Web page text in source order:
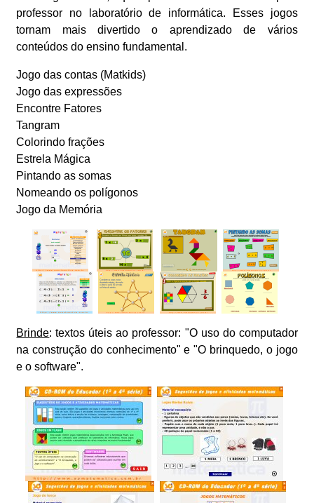
professor no laboratório de informática. Esses jogos
tornam mais divertido o aprendizado de vários
conteúdos do ensino fundamental.
Jogo das contas (Matkids)
Jogo das expressões
Encontre Fatores
Tangram
Colorindo frações
Estrela Mágica
Pintando as somas
Nomeando os polígonos
Jogo da Memória
Brinde: textos úteis ao professor: "O uso do computador
na construção do conhecimento" e "O brinquedo, o jogo
e o software".